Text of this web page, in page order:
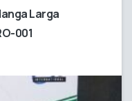
Larga
001